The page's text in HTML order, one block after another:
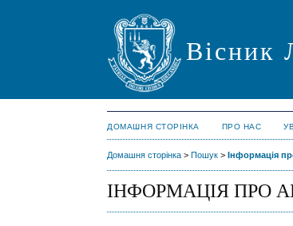
Вісник
ДОМАШНЯ СТОРІНКА ПРО НАС
Домашня сторінка >Пошук >Інформація
ІНФОРМАЦІЯ ПРО